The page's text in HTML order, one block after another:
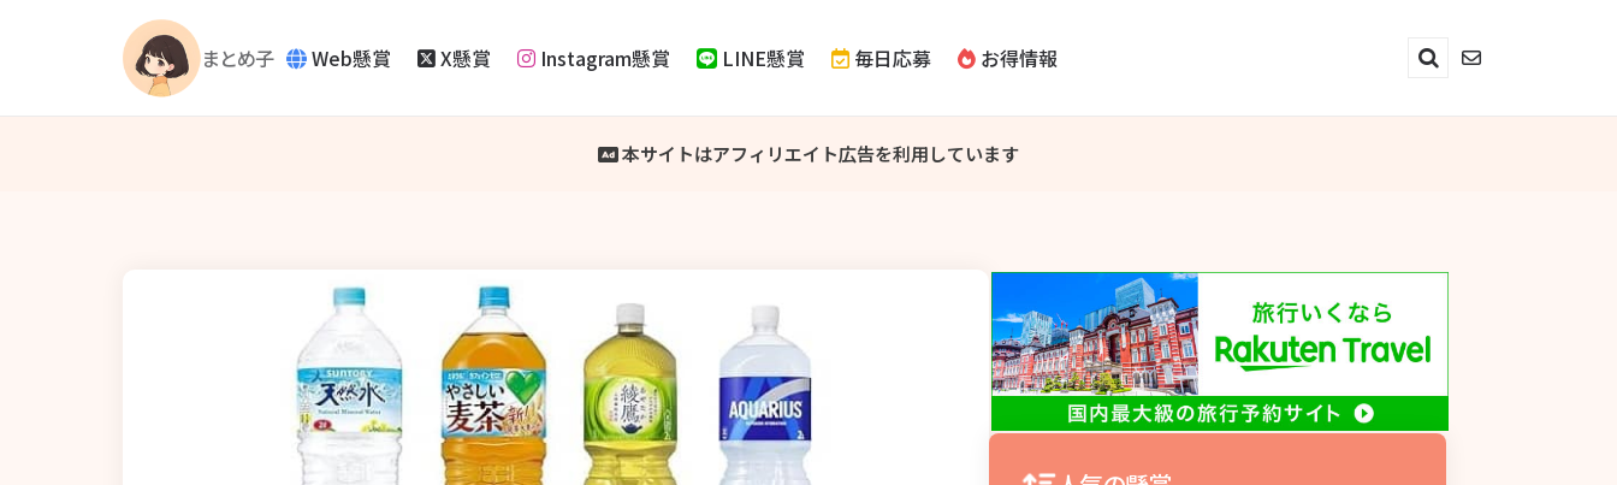
まとめ子 Web懸賞 X懸賞 Instagram懸賞 LINE懸賞 毎日応募 お得情報
本サイトはアフィリエイト広告を利用しています